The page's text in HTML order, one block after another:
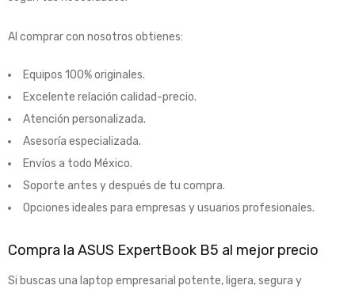
Al comprar con nosotros obtienes:
Equipos 100% originales.
Excelente relación calidad-precio.
Atención personalizada.
Asesoría especializada.
Envíos a todo México.
Soporte antes y después de tu compra.
Opciones ideales para empresas y usuarios profesionales.
Compra la ASUS ExpertBook B5 al mejor precio
Si buscas una laptop empresarial potente, ligera, segura y